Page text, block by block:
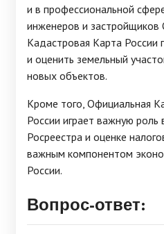
и в профессиональной
инженеров и застройщиков
Кадастровая Карта России
и оценить земельный
новых объектов.
Кроме того, Официальная
России играет важную роль
Росреестра и оценке
важным компонентом
России.
Вопрос-ответ: